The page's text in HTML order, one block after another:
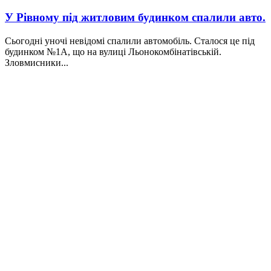
У Рівному під житловим будинком спалили авто.
Сьогодні уночі невідомі спалили автомобіль. Сталося це під
будинком №1А, що на вулиці Льонокомбінатівській.
Зловмисники...